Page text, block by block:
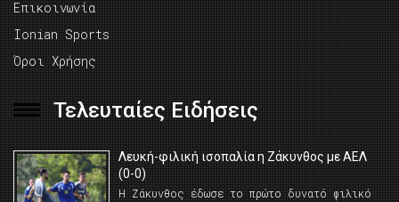
Επικοινωνία
Ionian Sports
Όροι Χρήσης
Τελευταίες Ειδήσεις
Λευκή-φιλική ισοπαλία η Ζάκυνθος με ΑΕΛ
(0-0)
Η Ζάκυνθος έδωσε το πρώτο δυνατό φιλικό